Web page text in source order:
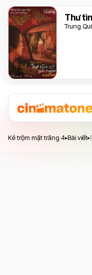
Thư
Trung
Kẻ trộm mặt trăng 4▸Bài viết▸